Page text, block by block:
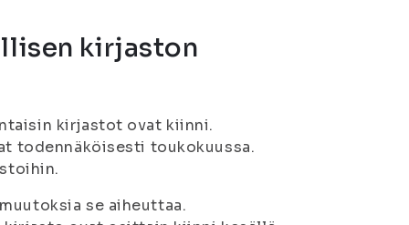
kirjaston
kirjastot ovat kiinni.
todennäköisesti toukokuussa.
se aiheuttaa.